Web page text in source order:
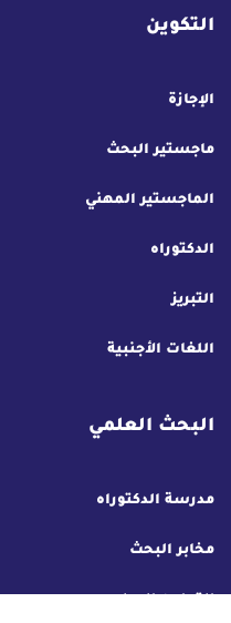
التكوين
الإجازة
ماجستير البحث
الماجستير المهني
الدكتوراه
التبريز
اللغات الأجنبية
البحث العلمي
مدرسة الدكتوراه
مخابر البحث